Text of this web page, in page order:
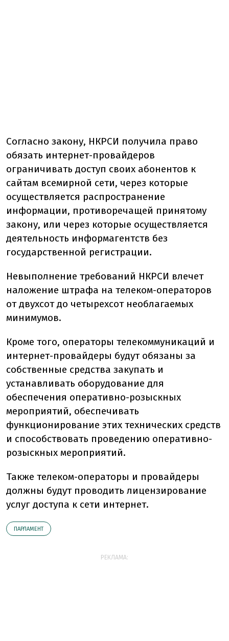
Согласно закону, НКРСИ получила право
обязать интернет-провайдеров
ограничивать доступ своих абонентов к
сайтам всемирной сети, через которые
осуществляется распространение
информации, противоречащей принятому
закону, или через которые осуществляется
деятельность информагентств без
государственной регистрации.
Невыполнение требований НКРСИ влечет
наложение штрафа на телеком-операторов
от двухсот до четырехсот необлагаемых
минимумов.
Кроме того, операторы телекоммуникаций и
интернет-провайдеры будут обязаны за
собственные средства закупать и
устанавливать оборудование для
обеспечения оперативно-розыскных
мероприятий, обеспечивать
функционирование этих технических средств
и способствовать проведению оперативно-
розыскных мероприятий.
Также телеком-операторы и провайдеры
должны будут проводить лицензирование
услуг доступа к сети интернет.
ПАРЛАМЕНТ
РЕКЛАМА: